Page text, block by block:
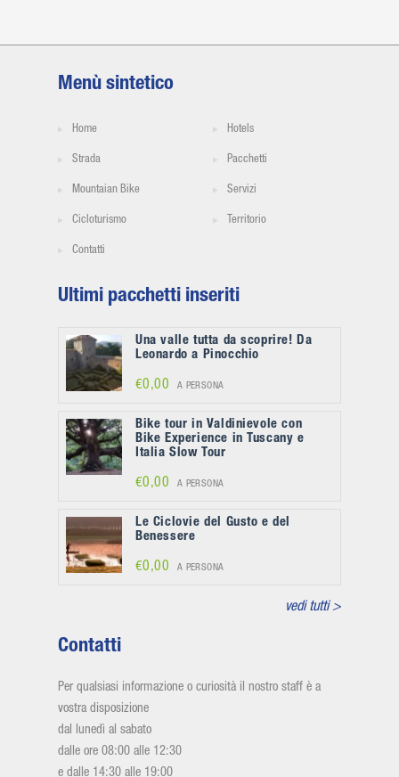
Menù sintetico
Home Hotels
Strada Pacchetti
Mountaian Bike Servizi
Cicloturismo Territorio
Contatti
Ultimi pacchetti inseriti
Una valle tutta da scoprire! Da
Leonardo a Pinocchio
€0,00 A PERSONA
Bike tour in Valdinievole con
Bike Experience in Tuscany e
Italia Slow Tour
€0,00 A PERSONA
Le Ciclovie del Gusto e del
Benessere
€0,00 A PERSONA
vedi tutti >
Contatti
Per qualsiasi informazione o curiosità il nostro staff è a
vostra disposizione
dal lunedì al sabato
dalle ore 08:00 alle 12:30
e dalle 14:30 alle 19:00